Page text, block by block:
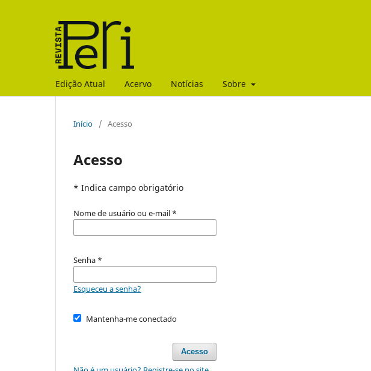
Edição Atual Acervo Notícias Sobre
Início / Acesso
Acesso
* Indica campo obrigatório
Nome de usuário ou e-mail *
Senha *
Esqueceu a senha?
Mantenha-me conectado
Acesso